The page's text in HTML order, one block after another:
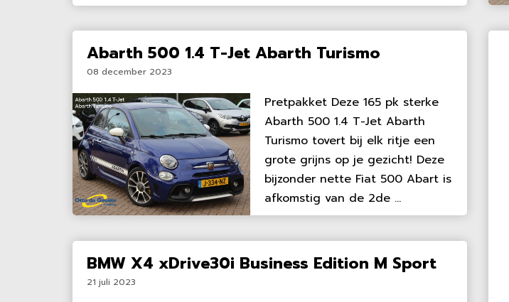
Abarth 500 1.4 T-Jet Abarth Turismo
08 december 2023
Pretpakket Deze 165 pk sterke
Abarth 500 1.4 T-Jet Abarth
Turismo tovert bij elk ritje een
grote grijns op je gezicht! Deze
bijzonder nette Fiat 500 Abart is
afkomstig van de 2de ...
BMW X4 xDrive30i Business Edition M Sport
21 juli 2023